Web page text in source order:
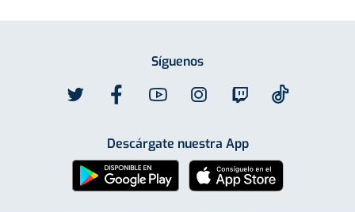
Síguenos
Descárgate nuestra App